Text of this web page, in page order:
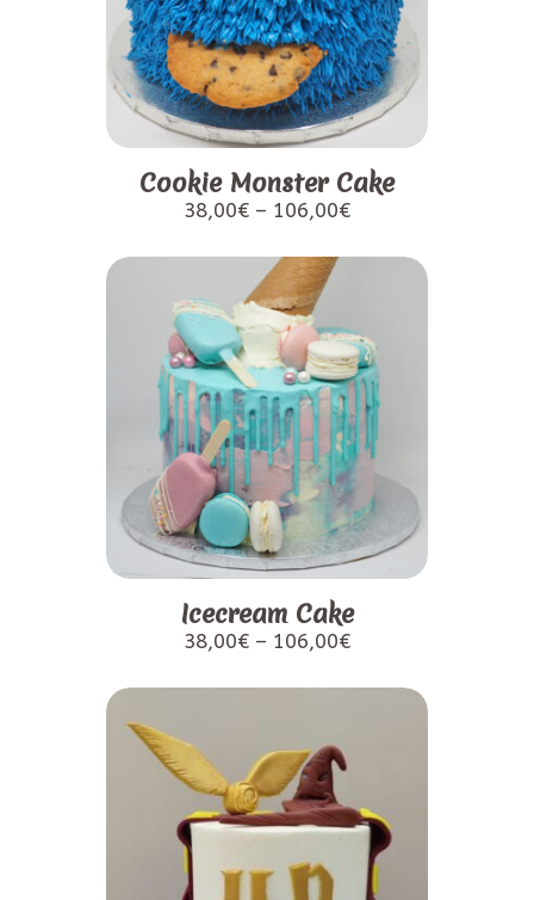
Cookie Monster Cake
38,00€ – 106,00€
Icecream Cake
38,00€ – 106,00€